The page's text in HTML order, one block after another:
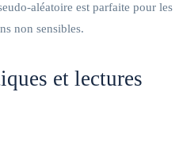
aléatoire est parfaite pour les
non sensibles.
et lectures